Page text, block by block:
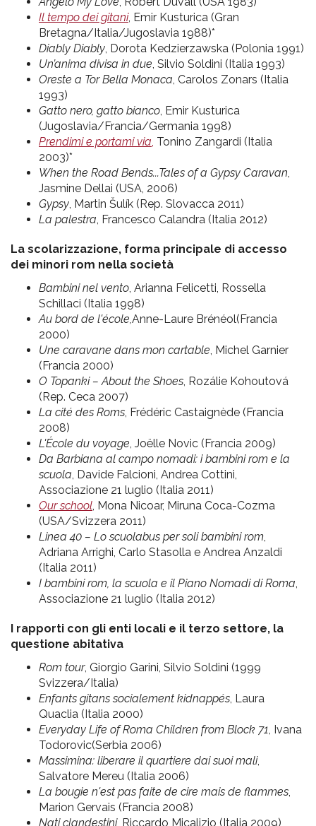
Il tempo dei gitani, Emir Kusturica (Gran
Bretagna/Italia/Jugoslavia 1988)*
Diably Diably, Dorota Kedzierzawska (Polonia 1991)
Un’anima divisa in due, Silvio Soldini (Italia 1993)
Oreste a Tor Bella Monaca, Carolos Zonars (Italia
1993)
Gatto nero, gatto bianco, Emir Kusturica
(Jugoslavia/Francia/Germania 1998)
Prendimi e portami via, Tonino Zangardi (Italia
2003)*
When the Road Bends...Tales of a Gypsy Caravan,
Jasmine Dellai (USA, 2006)
Gypsy, Martin Šulík (Rep. Slovacca 2011)
La palestra, Francesco Calandra (Italia 2012)
La scolarizzazione, forma principale di accesso
dei minori rom nella società
Bambini nel vento, Arianna Felicetti, Rossella
Schillaci (Italia 1998)
Au bord de l'école,Anne-Laure Brénéol(Francia
2000)
Une caravane dans mon cartable, Michel Garnier
(Francia 2000)
O Topanki – About the Shoes, Rozálie Kohoutová
(Rep. Ceca 2007)
La cité des Roms, Frédéric Castaignède (Francia
2008)
L'École du voyage, Joëlle Novic (Francia 2009)
Da Barbiana al campo nomadi: i bambini rom e la
scuola, Davide Falcioni, Andrea Cottini,
Associazione 21 luglio (Italia 2011)
Our school, Mona Nicoar, Miruna Coca-Cozma
(USA/Svizzera 2011)
Linea 40 – Lo scuolabus per soli bambini rom,
Adriana Arrighi, Carlo Stasolla e Andrea Anzaldi
(Italia 2011)
I bambini rom, la scuola e il Piano Nomadi di Roma,
Associazione 21 luglio (Italia 2012)
I rapporti con gli enti locali e il terzo settore, la
questione abitativa
Rom tour, Giorgio Garini, Silvio Soldini (1999
Svizzera/Italia)
Enfants gitans socialement kidnappés, Laura
Quaclia (Italia 2000)
Everyday Life of Roma Children from Block 71, Ivana
Todorovic(Serbia 2006)
Massimina: liberare il quartiere dai suoi mali,
Salvatore Mereu (Italia 2006)
La bougie n'est pas faite de cire mais de flammes,
Marion Gervais (Francia 2008)
Nati clandestini, Riccardo Micalizio (Italia 2009)